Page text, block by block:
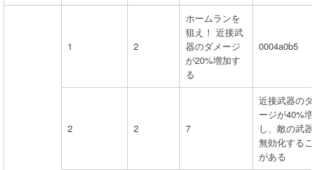
1 2
ホームランを
狙え！ 近接武
器のダメージ
が20%増加す
る
0004a0b5
2 2 7
近接武器の
ージが40%
し、敵の武
無効化する
がある